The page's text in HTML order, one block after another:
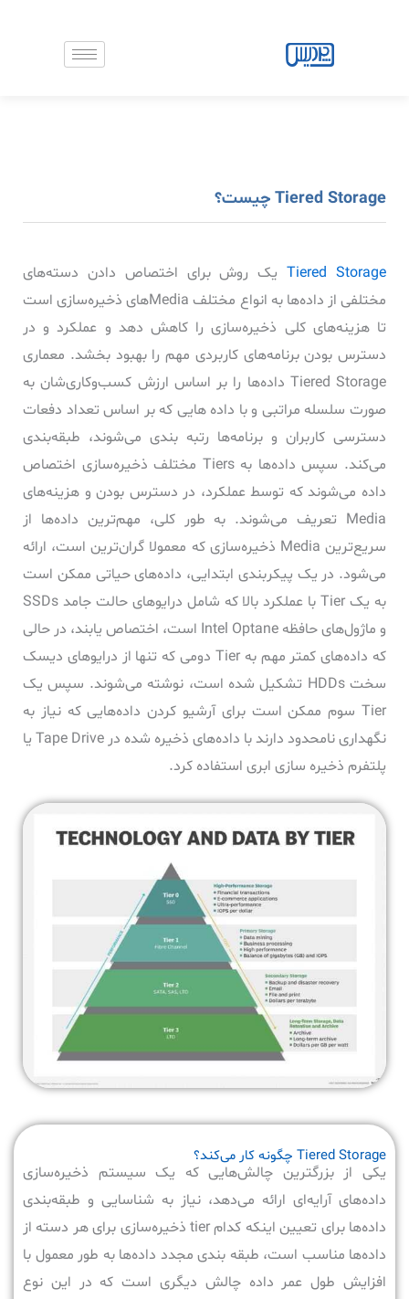
Tiered Storage چیست؟
Tiered Storageیک روش برای اختصاص دادن دسته‌های
مختلفی از داده‌ها به انواع مختلف Media‌های ذخیره‌سازی است
تا هزینه‌های کلی ذخیره‌سازی را کاهش دهد و عملکرد و در
دسترس بودن برنامه‌های کاربردی مهم را بهبود بخشد. معماری
Tiered Storage داده‌ها را بر اساس ارزش کسب‌وکاری‌شان به
صورت سلسله مراتبی و با داده هایی که بر اساس تعداد دفعات
دسترسی کاربران و برنامه‌ها رتبه بندی می‌شوند، طبقه‌بندی
می‌کند. سپس داده‌ها به Tiers مختلف ذخیره‌سازی اختصاص
داده می‌شوند که توسط عملکرد، در دسترس بودن و هزینه‌های
Media تعریف می‌شوند. به طور کلی، مهم‌ترین داده‌ها از
سریع‌ترین Media ذخیره‌سازی که معمولا گران‌ترین است، ارائه
می‌شود. در یک پیکربندی ابتدایی، داده‌های حیاتی ممکن است
به یک Tier با عملکرد بالا که شامل درایوهای حالت جامد SSDs
و ماژول‌های حافظه Intel Optane است، اختصاص یابند، در حالی
که داده‌های کمتر مهم به Tier دومی که تنها از درایوهای دیسک
سخت HDDs تشکیل شده است، نوشته می‌شوند. سپس یک
Tier سوم ممکن است برای آرشیو کردن داده‌هایی که نیاز به
نگهداری نامحدود دارند با داده‌های ذخیره شده در Tape Drive یا
پلتفرم ذخیره سازی ابری استفاده کرد.
Tiered Storage چگونه کار می‌کند؟
یکی از بزرگترین چالش‌هایی که یک سیستم ذخیره‌سازی
داده‌های آرایه‌ای ارائه می‌دهد، نیاز به شناسایی و طبقه‌بندی
داده‌ها برای تعیین اینکه کدام tier ذخیره‌سازی برای هر دسته از
داده‌ها مناسب است، طبقه بندی مجدد داده‌ها به طور معمول با
افزایش طول عمر داده چالش دیگری است که در این نوع